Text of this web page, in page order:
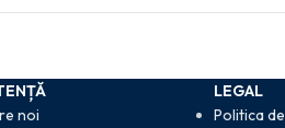
noi
LEGAL
Politica